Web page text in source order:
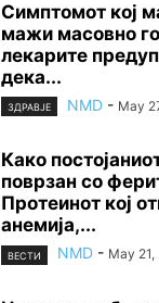
Симптомот кој
мажи масовно
лекарите
дека...
ЗДРАВЈЕ NMD - May
Како
поврзан со
Протеинот кој
анемија,...
ВЕСТИ NMD - May